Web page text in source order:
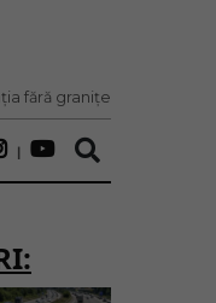
fără granițe